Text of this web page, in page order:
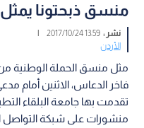
منسق ذبحتونا
نشر :13:59 2017/10/24
|
الأردن
مثل منسق الحملة الوطنية من
فاخر الدعاس، الاثنين أمام
تقدمت بها جامعة البلقاء
منشورات على شبكة التواصل